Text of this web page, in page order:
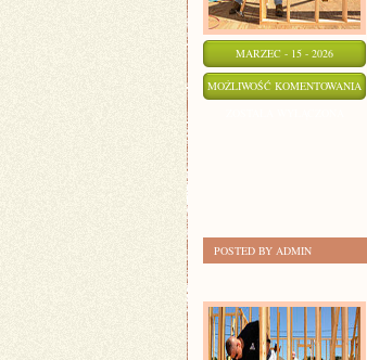
MARZEC - 15 - 2026
MOŻLIWOŚĆ KOMENTOWANIA
POSTED BY ADMIN